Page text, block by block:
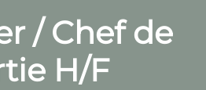
/ Chef de
H/F